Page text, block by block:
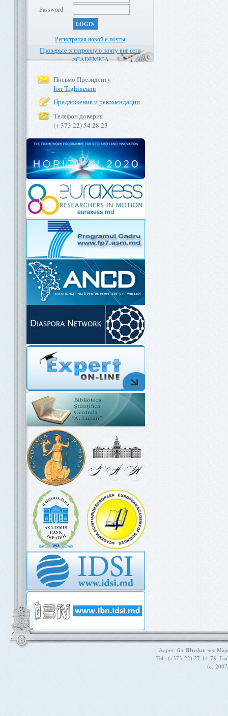
Password
LOGIN
Регистрация новой е-почты
Проверьте электронную почту вне сети
ACADEMICA
Письмо Президенту
Ion Tighineanu
Предложения и рекомендации
Телефон доверия
(+ 373 22) 54 28 23
Aдрес: бл. Штефан чел
Tel.: (+373-22) 27-14-78,
(c)